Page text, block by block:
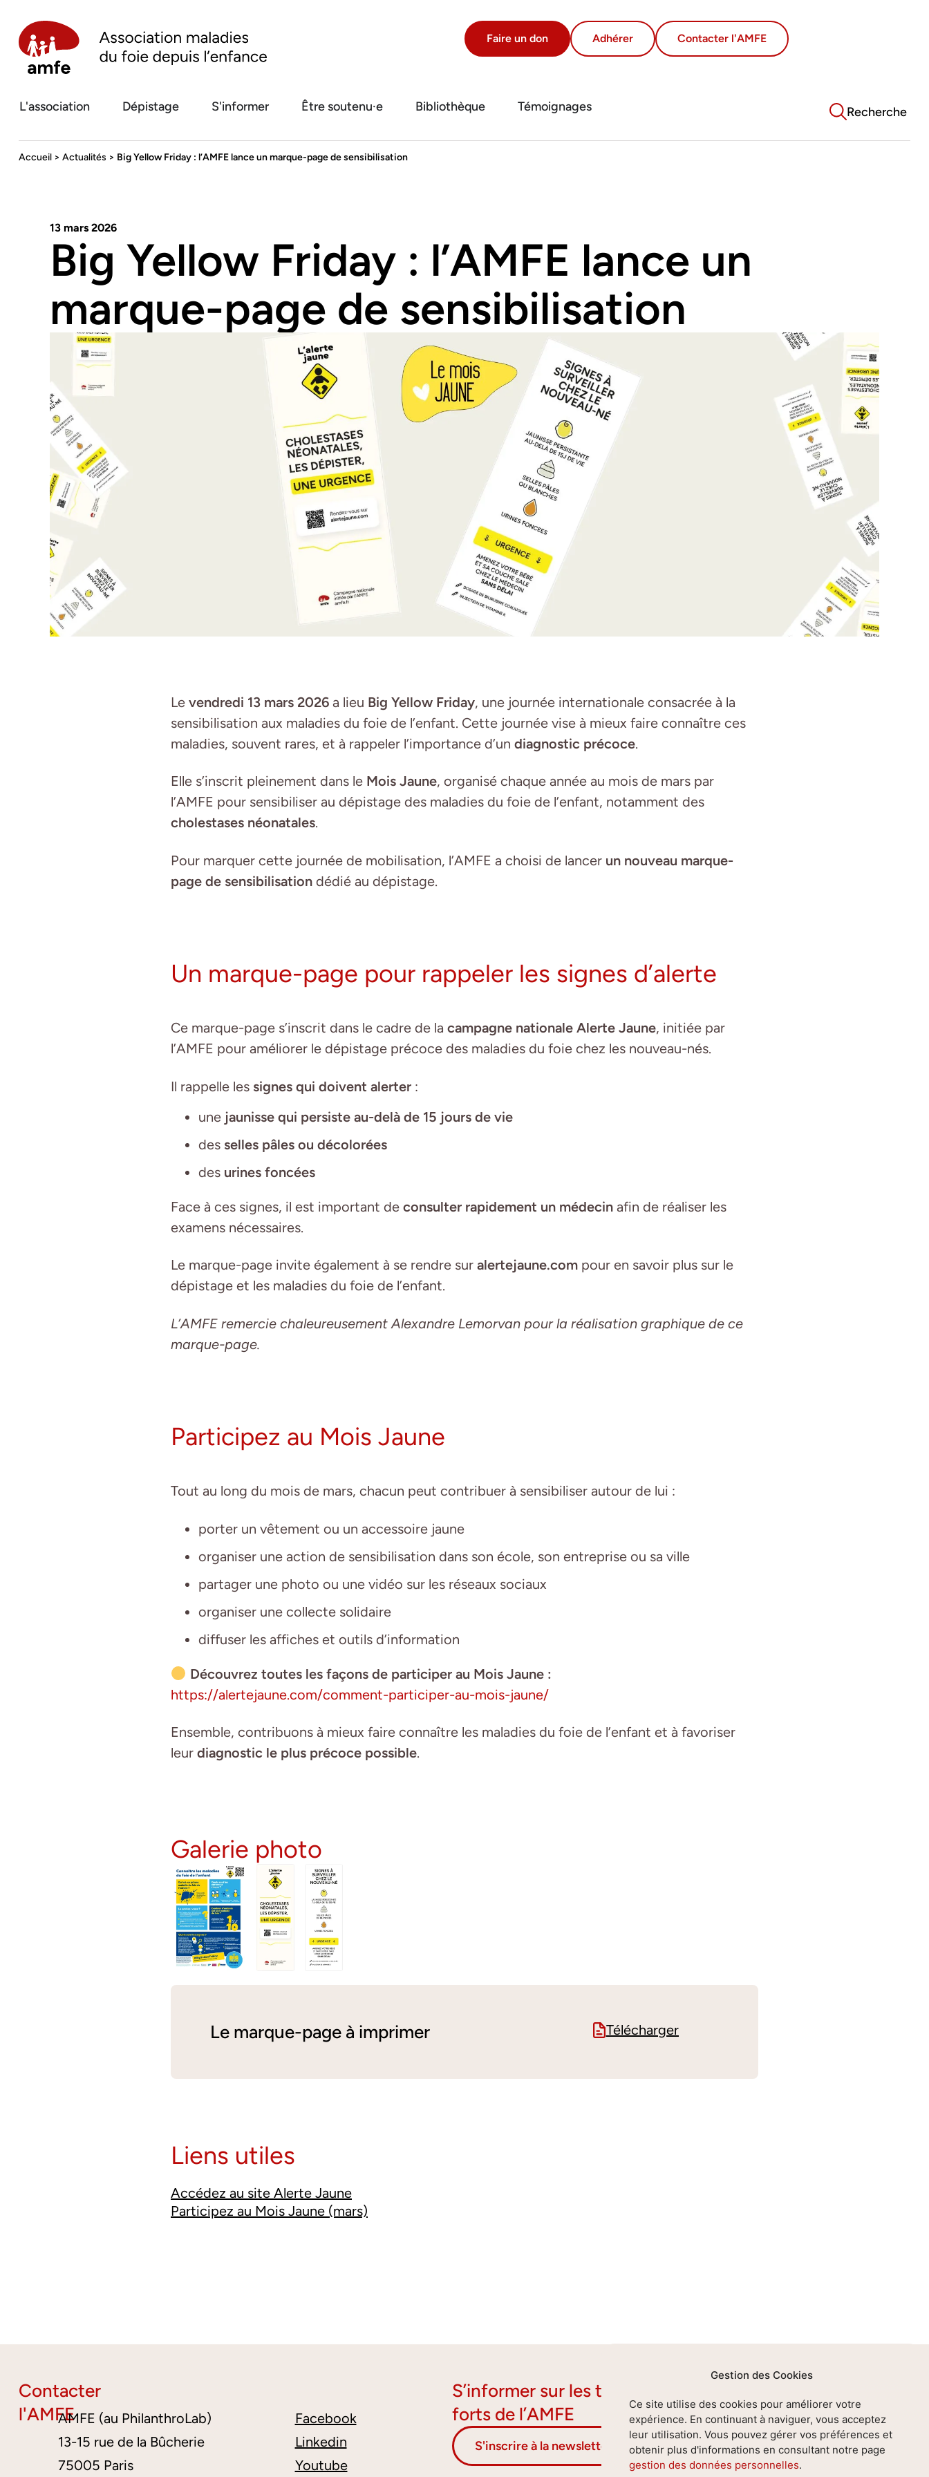
Gestion des Cookies
Ce site utilise des cookies pour améliorer votre
expérience. En continuant à naviguer, vous acceptez
leur utilisation. Vous pouvez gérer vos préférences et
obtenir plus d'informations en consultant notre page
gestion des données personnelles.
Faire un don Adhérer Contacter l'AMFE
L'association Dépistage S'informer Être soutenu·e Bibliothèque Témoignages Recherche
Accueil> Actualités > Big Yellow Friday : l’AMFE lance un marque-page de sensibilisation
13 mars 2026
Big Yellow Friday : l’AMFE lance un
marque-page de sensibilisation
Le vendredi 13 mars 2026 a lieu Big Yellow Friday, une journée internationale consacrée à la
sensibilisation aux maladies du foie de l’enfant. Cette journée vise à mieux faire connaître ces
maladies, souvent rares, et à rappeler l’importance d’un diagnostic précoce.
Elle s’inscrit pleinement dans le Mois Jaune, organisé chaque année au mois de mars par
l’AMFE pour sensibiliser au dépistage des maladies du foie de l’enfant, notamment des
cholestases néonatales.
Pour marquer cette journée de mobilisation, l’AMFE a choisi de lancer un nouveau marque-
page de sensibilisation dédié au dépistage.
Un marque-page pour rappeler les signes d’alerte
Ce marque-page s’inscrit dans le cadre de la campagne nationale Alerte Jaune, initiée par
l’AMFE pour améliorer le dépistage précoce des maladies du foie chez les nouveau-nés.
Il rappelle les signes qui doivent alerter :
une jaunisse qui persiste au-delà de 15 jours de vie
des selles pâles ou décolorées
des urines foncées
Face à ces signes, il est important de consulter rapidement un médecin afin de réaliser les
examens nécessaires.
Le marque-page invite également à se rendre sur alertejaune.com pour en savoir plus sur le
dépistage et les maladies du foie de l’enfant.
L’AMFE remercie chaleureusement Alexandre Lemorvan pour la réalisation graphique de ce
marque-page.
Participez au Mois Jaune
Tout au long du mois de mars, chacun peut contribuer à sensibiliser autour de lui :
porter un vêtement ou un accessoire jaune
organiser une action de sensibilisation dans son école, son entreprise ou sa ville
partager une photo ou une vidéo sur les réseaux sociaux
organiser une collecte solidaire
diffuser les affiches et outils d’information
Découvrez toutes les façons de participer au Mois Jaune :
https://alertejaune.com/comment-participer-au-mois-jaune/
Ensemble, contribuons à mieux faire connaître les maladies du foie de l’enfant et à favoriser
leur diagnostic le plus précoce possible.
Galerie photo
Le marque-page à imprimer Télécharger
Liens utiles
Accédez au site Alerte Jaune
Participez au Mois Jaune (mars)
Contacter
l'AMFEAMFE (au PhilanthroLab)
13-15 rue de la Bûcherie
75005 Paris
Facebook
Linkedin
Youtube
S’informer sur les temps
forts de l’AMFE
S'inscrire à la newsletter
faisant un don
Faire un don